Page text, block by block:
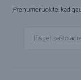
Prenumeruokite, kad